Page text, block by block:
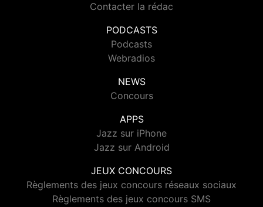
Contacter la rédac
PODCASTS
Podcasts
Webradios
NEWS
Concours
APPS
Jazz sur iPhone
Jazz sur Android
JEUX CONCOURS
Règlements des jeux concours réseaux sociaux
Règlements des jeux concours SMS